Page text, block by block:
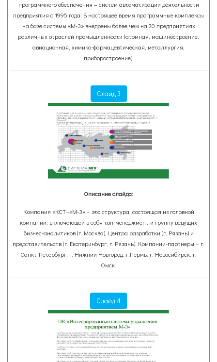
программного обеспечения – систем автоматизации деятельности
предприятия с 1995 года. В настоящее время программные комплексы
на базе системы «М-3» внедрены более чем на 20 предприятиях
различных отраслей промышленности (атомная, машиностроение,
авиационная, химико-фармацевтическая, металлургия,
приборостроение).
Слайд 3
Описание слайда:
Компания «КСТ–«М-3» – это структура, состоящая из головной
компании, включающей в себя топ-менеджмент и группу ведущих
бизнес-аналитиков (г. Москва), Центра разработки (г. Рязань) и
представительств (г. Екатеринбург, г. Рязань). Компании-партнеры – г.
Санкт-Петербург, г. Нижний Новгород, г.Пермь, г. Новосибирск, г.
Омск.
Слайд 4